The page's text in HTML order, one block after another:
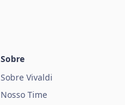
Sobre
Sobre Vivaldi
Nosso Time